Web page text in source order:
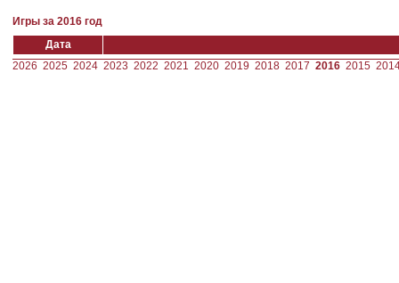
Игры за 2016 год
Дата
2026 2025 2024 2023 2022 2021 2020 2019 2018 2017 2016 2015